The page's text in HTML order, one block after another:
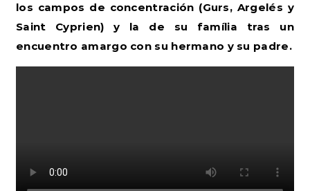
los campos de concentración (Gurs, Argelés y
Saint Cyprien) y la de su família tras un
encuentro amargo con su hermano y su padre.